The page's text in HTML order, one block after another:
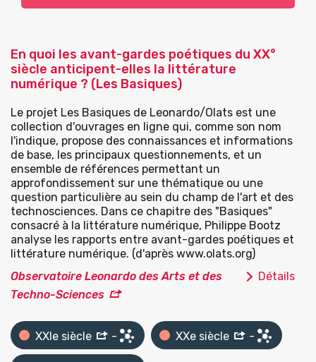
En quoi les avant-gardes poétiques du XX°
siècle anticipent-elles la littérature
numérique ? (Les Basiques)
Le projet Les Basiques de Leonardo/Olats est une
collection d'ouvrages en ligne qui, comme son nom
l'indique, propose des connaissances et informations
de base, les principaux questionnements, et un
ensemble de références permettant un
approfondissement sur une thématique ou une
question particulière au sein du champ de l'art et des
technosciences. Dans ce chapitre des "Basiques"
consacré à la littérature numérique, Philippe Bootz
analyse les rapports entre avant-gardes poétiques et
littérature numérique. (d'après www.olats.org)
Observatoire Leonardo des Arts et des
Techno-Sciences
Détails
XXIe siècle - XXe siècle -